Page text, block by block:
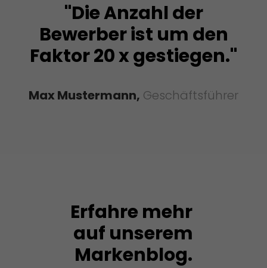
"Die Anzahl der
Bewerber ist um den
Faktor 20 x gestiegen."
Max Mustermann, Geschäftsführer
Erfahre mehr
auf unserem
Markenblog.